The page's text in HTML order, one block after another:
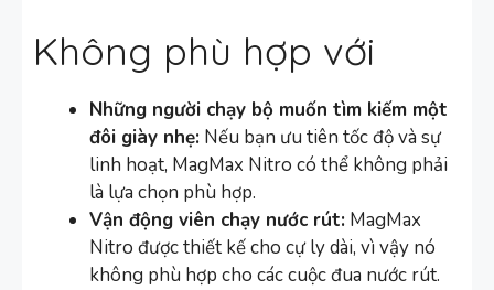
Không phù hợp với
Những người chạy bộ muốn tìm kiếm một
đôi giày nhẹ: Nếu bạn ưu tiên tốc độ và sự
linh hoạt, MagMax Nitro có thể không phải
là lựa chọn phù hợp.
Vận động viên chạy nước rút: MagMax
Nitro được thiết kế cho cự ly dài, vì vậy nó
không phù hợp cho các cuộc đua nước rút.